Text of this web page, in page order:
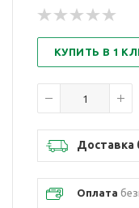
КУПИТЬ В 1
Доставка
Оплата